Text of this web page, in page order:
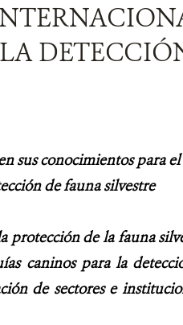
sus conocimientos para
de fauna silvestre
protección de la fauna
caninos para la
de sectores e